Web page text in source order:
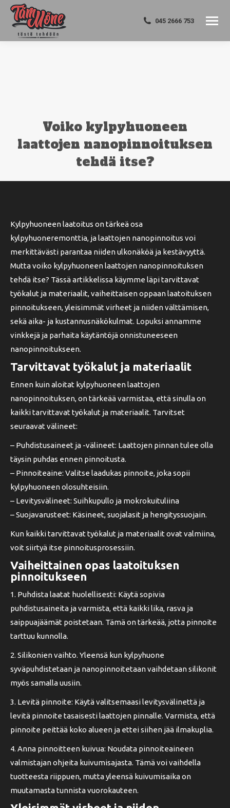
045 2666 753
Voiko kylpyhuoneen
laattojen nanopinnoituksen
tehdä itse?
Kylpyhuoneen laatoitus on tärkeä osa
kylpyhuoneremonttia, ja laattojen nanopinnoitus voi
merkittävästi parantaa niiden ulkonäköä ja kestävyyttä.
Mutta voiko kylpyhuoneen laattojen nanopinnoituksen
tehdä itse? Tässä artikkelissa käymme läpi tarvittavat
työkalut ja materiaalit, vaiheittaisen oppaan laatoituksen
pinnoitukseen, yleisimmät virheet ja niiden välttämisen,
sekä aika- ja kustannusnäkökulmat. Lopuksi annamme
vinkkejä ja parhaita käytäntöjä onnistuneeseen
nanopinnoitukseen.
Tarvittavat työkalut ja materiaalit
Ennen kuin aloitat kylpyhuoneen laattojen
nanopinnoituksen, on tärkeää varmistaa, että sinulla on
kaikki tarvittavat työkalut ja materiaalit. Tarvitset
seuraavat välineet:
– Puhdistusaineet ja -välineet: Laattojen pinnan tulee olla
täysin puhdas ennen pinnoitusta.
– Pinnoiteaine: Valitse laadukas pinnoite, joka sopii
kylpyhuoneen olosuhteisiin.
– Levitysvälineet: Suihkupullo ja mokrokuituliina
– Suojavarusteet: Käsineet, suojalasit ja hengityssuojain.
Kun kaikki tarvittavat työkalut ja materiaalit ovat valmiina,
voit siirtyä itse pinnoitusprosessiin.
Vaiheittainen opas laatoituksen
pinnoitukseen
1. Puhdista laatat huolellisesti: Käytä sopivia
puhdistusaineita ja varmista, että kaikki lika, rasva ja
saippuajäämät poistetaan. Tämä on tärkeää, jotta pinnoite
tarttuu kunnolla.
2. Silikonien vaihto. Yleensä kun kylpyhuone
syväpuhdistetaan ja nanopinnoitetaan vaihdetaan silikonit
myös samalla uusiin.
3. Levitä pinnoite: Käytä valitsemaasi levitysvälinettä ja
levitä pinnoite tasaisesti laattojen pinnalle. Varmista, että
pinnoite peittää koko alueen ja ettei siihen jää ilmakuplia.
4. Anna pinnoitteen kuivua: Noudata pinnoiteaineen
valmistajan ohjeita kuivumisajasta. Tämä voi vaihdella
tuotteesta riippuen, mutta yleensä kuivumisaika on
muutamasta tunnista vuorokauteen.